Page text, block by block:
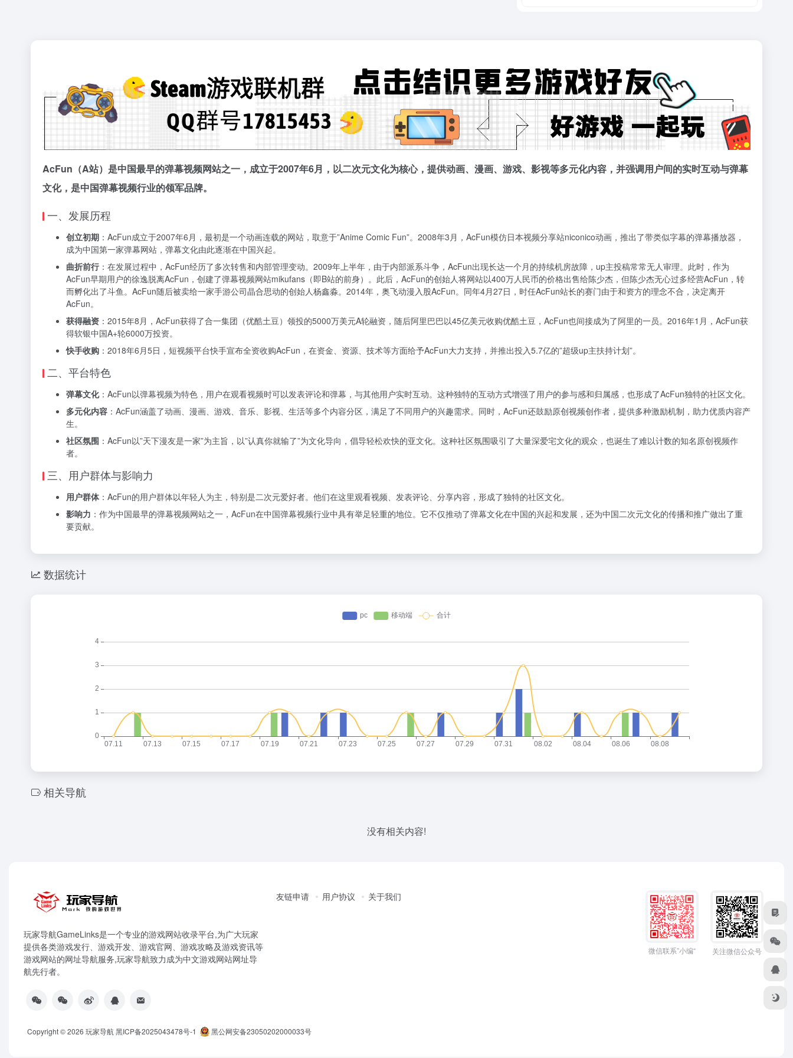
AcFun（A站）是中国最早的弹幕视频网站之一，成立于2007年6月，以二次元文化为核心，提供动画、漫画、游戏、影视等多元化内容，并强调用户间的实时互动与弹幕
文化，是中国弹幕视频行业的领军品牌。
一、发展历程
创立初期 ：AcFun成立于2007年6月，最初是一个动画连载的网站，取意于”Anime Comic Fun”。2008年3月，AcFun模仿日本视频分享站niconico动画，推出了带类似字幕的弹幕播放器，
成为中国第一家弹幕网站，弹幕文化由此逐渐在中国兴起。
曲折前行 ：在发展过程中，AcFun经历了多次转售和内部管理变动。2009年上半年，由于内部派系斗争，AcFun出现长达一个月的持续机房故障，up主投稿常常无人审理。此时，作为
AcFun早期用户的徐逸脱离AcFun，创建了弹幕视频网站mikufans（即B站的前身）。此后，AcFun的创始人将网站以400万人民币的价格出售给陈少杰，但陈少杰无心过多经营AcFun，转
而孵化出了斗鱼。AcFun随后被卖给一家手游公司晶合思动的创始人杨鑫淼。2014年，奥飞动漫入股AcFun。同年4月27日，时任AcFun站长的赛门由于和资方的理念不合，决定离开
AcFun。
获得融资 ：2015年8月，AcFun获得了合一集团（优酷土豆）领投的5000万美元A轮融资，随后阿里巴巴以45亿美元收购优酷土豆，AcFun也间接成为了阿里的一员。2016年1月，AcFun获
得软银中国A+轮6000万投资。
快手收购 ：2018年6月5日，短视频平台快手宣布全资收购AcFun，在资金、资源、技术等方面给予AcFun大力支持，并推出投入5.7亿的”超级up主扶持计划”。
二、平台特色
弹幕文化：AcFun以弹幕视频为特色，用户在观看视频时可以发表评论和弹幕，与其他用户实时互动。这种独特的互动方式增强了用户的参与感和归属感，也形成了AcFun独特的社区文化。
多元化内容 ：AcFun涵盖了动画、漫画、游戏、音乐、影视、生活等多个内容分区，满足了不同用户的兴趣需求。同时，AcFun还鼓励原创视频创作者，提供多种激励机制，助力优质内容产
生。
社区氛围 ：AcFun以”天下漫友是一家”为主旨，以”认真你就输了”为文化导向，倡导轻松欢快的亚文化。这种社区氛围吸引了大量深爱宅文化的观众，也诞生了难以计数的知名原创视频作
者。
三、用户群体与影响力
用户群体：AcFun的用户群体以年轻人为主，特别是二次元爱好者。他们在这里观看视频、发表评论、分享内容，形成了独特的社区文化。
影响力 ：作为中国最早的弹幕视频网站之一，AcFun在中国弹幕视频行业中具有举足轻重的地位。它不仅推动了弹幕文化在中国的兴起和发展，还为中国二次元文化的传播和推广做出了重
要贡献。
数据统计
相关导航
没有相关内容!
玩家导航GameLinks是一个专业的游戏网站收录平台,为广大玩家
提供各类游戏发行、游戏开发、游戏官网、游戏攻略及游戏资讯等
游戏网站的网址导航服务,玩家导航致力成为中文游戏网站网址导
航先行者。
友链申请 用户协议 关于我们
微信联系”小编“ 关注微信公众号
Copyright © 2026 玩家导航黑ICP备2025043478号-1 黑公网安备23050202000033号